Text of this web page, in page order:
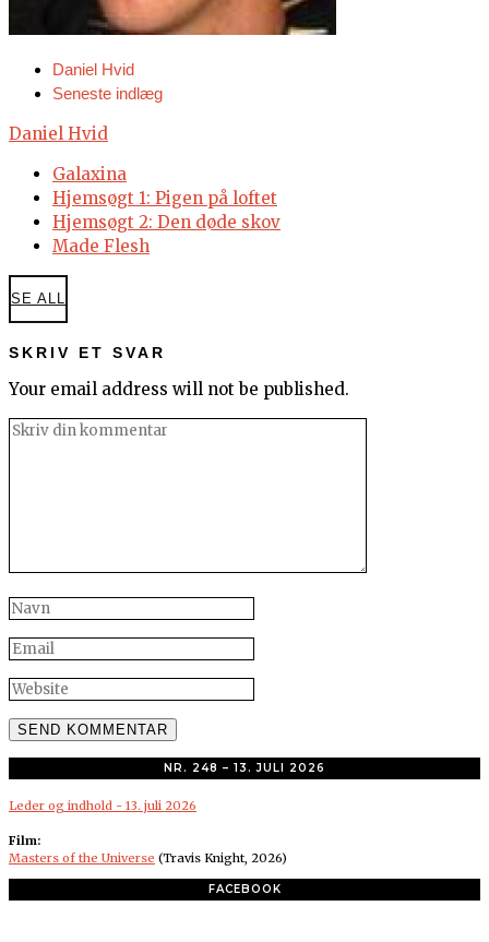
Daniel Hvid
Seneste indlæg
Daniel Hvid
Galaxina
Hjemsøgt 1: Pigen på loftet
Hjemsøgt 2: Den døde skov
Made Flesh
SE ALL
SKRIV ET SVAR
Your email address will not be published.
NR. 248 – 13. JULI 2026
Leder og indhold - 13. juli 2026
Film:
Masters of the Universe (Travis Knight, 2026)
FACEBOOK